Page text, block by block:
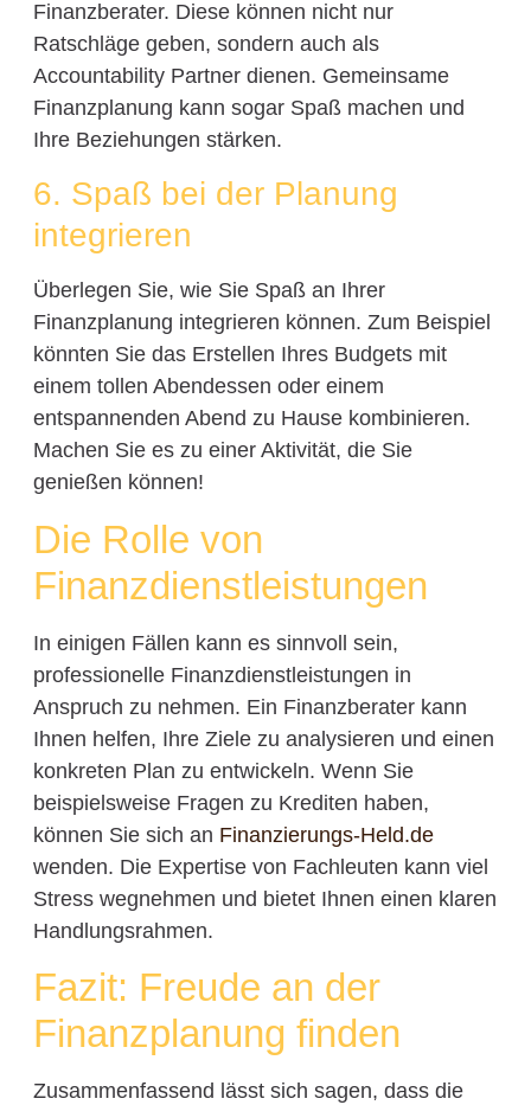
Finanzberater. Diese können nicht nur
Ratschläge geben, sondern auch als
Accountability Partner dienen. Gemeinsame
Finanzplanung kann sogar Spaß machen und
Ihre Beziehungen stärken.
6. Spaß bei der Planung
integrieren
Überlegen Sie, wie Sie Spaß an Ihrer
Finanzplanung integrieren können. Zum Beispiel
könnten Sie das Erstellen Ihres Budgets mit
einem tollen Abendessen oder einem
entspannenden Abend zu Hause kombinieren.
Machen Sie es zu einer Aktivität, die Sie
genießen können!
Die Rolle von
Finanzdienstleistungen
In einigen Fällen kann es sinnvoll sein,
professionelle Finanzdienstleistungen in
Anspruch zu nehmen. Ein Finanzberater kann
Ihnen helfen, Ihre Ziele zu analysieren und einen
konkreten Plan zu entwickeln. Wenn Sie
beispielsweise Fragen zu Krediten haben,
können Sie sich an Finanzierungs-Held.de
wenden. Die Expertise von Fachleuten kann viel
Stress wegnehmen und bietet Ihnen einen klaren
Handlungsrahmen.
Fazit: Freude an der
Finanzplanung finden
Zusammenfassend lässt sich sagen, dass die